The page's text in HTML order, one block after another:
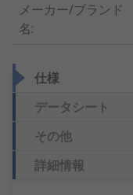
メーカー/ブランド
名:
仕様
データシート
その他
詳細情報